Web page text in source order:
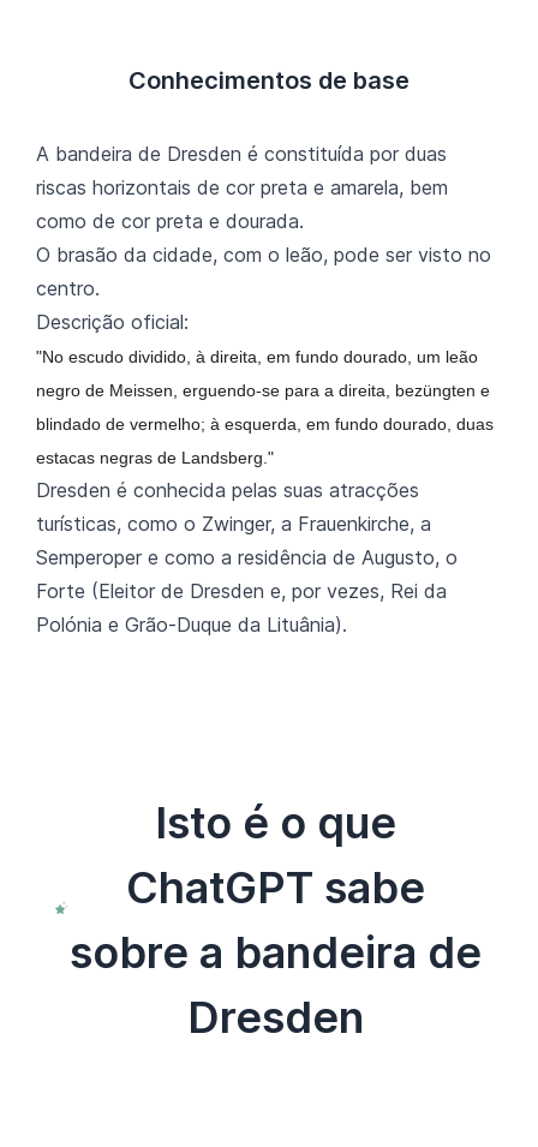
Conhecimentos de base
A bandeira de Dresden é constituída por duas
riscas horizontais de cor preta e amarela, bem
como de cor preta e dourada.
O brasão da cidade, com o leão, pode ser visto no
centro.
Descrição oficial:
"No escudo dividido, à direita, em fundo dourado, um leão
negro de Meissen, erguendo-se para a direita, bezüngten e
blindado de vermelho; à esquerda, em fundo dourado, duas
estacas negras de Landsberg."
Dresden é conhecida pelas suas atracções
turísticas, como o Zwinger, a Frauenkirche, a
Semperoper e como a residência de Augusto, o
Forte (Eleitor de Dresden e, por vezes, Rei da
Polónia e Grão-Duque da Lituânia).
Isto é o que
ChatGPT sabe
sobre a bandeira de
Dresden